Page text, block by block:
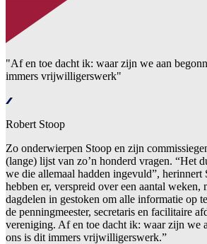
"Af en toe dacht ik: waar zijn we aan
immers vrijwilligerswerk"
Robert Stoop
Zo onderwierpen Stoop en zijn
(lange) lijst van zo’n honderd vragen. “Het
we die allemaal hadden ingevuld”, herinnert
hebben er, verspreid over een aantal weken,
dagdelen in gestoken om alle informatie op
de penningmeester, secretaris en facilitaire
vereniging. Af en toe dacht ik: waar zijn we
ons is dit immers vrijwilligerswerk.”